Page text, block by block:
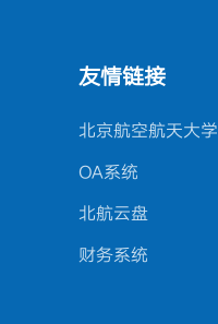
友情链接
北京航空航天大学
OA系统
北航云盘
财务系统